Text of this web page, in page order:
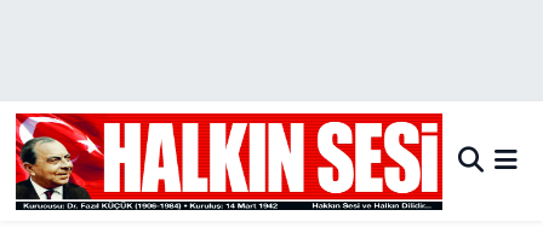
Hava Durumu
Trafik Durumu